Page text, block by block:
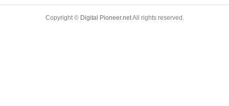
Copyright © Digital Pioneer.netAll rights reserved.
TistoryWhaleSkin3.4